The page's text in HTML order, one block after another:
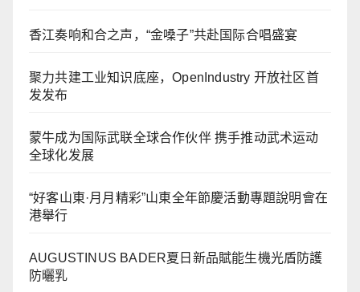
香江奏响和合之声，“金嗓子”共赴国际合唱盛宴
聚力共建工业知识底座，OpenIndustry 开放社区首
发发布
蒙牛成为国际武联全球合作伙伴 携手推动武术运动
全球化发展
“好客山東·月月精彩”山東全年節慶活動專題說明會在
港舉行
AUGUSTINUS BADER夏日新品賦能生機光盾防護
防曬乳